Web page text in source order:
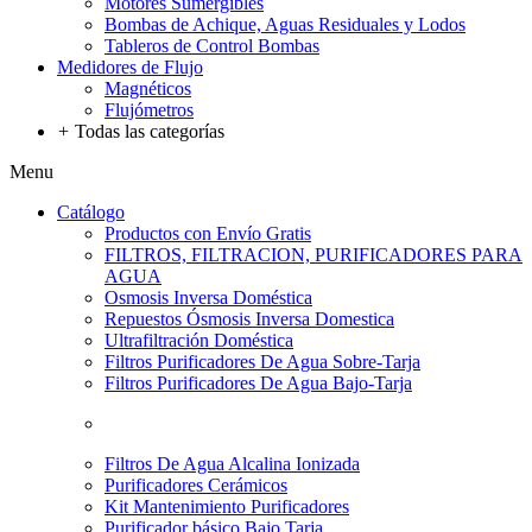
Bombas de Achique, Aguas Residuales y Lodos
Tableros de Control Bombas
Medidores de Flujo
Magnéticos
Flujómetros
+ Todas las categorías
Menu
Catálogo
Productos con Envío Gratis
FILTROS, FILTRACION, PURIFICADORES PARA
AGUA
Osmosis Inversa Doméstica
Repuestos Ósmosis Inversa Domestica
Ultrafiltración Doméstica
Filtros Purificadores De Agua Sobre-Tarja
Filtros Purificadores De Agua Bajo-Tarja
Filtros De Agua Alcalina Ionizada
Purificadores Cerámicos
Kit Mantenimiento Purificadores
Purificador básico Bajo Tarja